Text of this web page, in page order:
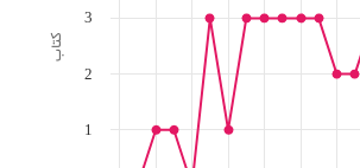
کتاب
1
2
3